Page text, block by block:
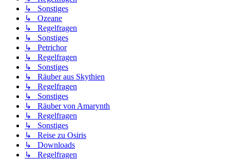
↳ Sonstiges
↳ Ozeane
↳ Regelfragen
↳ Sonstiges
↳ Petrichor
↳ Regelfragen
↳ Sonstiges
↳ Räuber aus Skythien
↳ Regelfragen
↳ Sonstiges
↳ Räuber von Amarynth
↳ Regelfragen
↳ Sonstiges
↳ Reise zu Osiris
↳ Downloads
↳ Regelfragen